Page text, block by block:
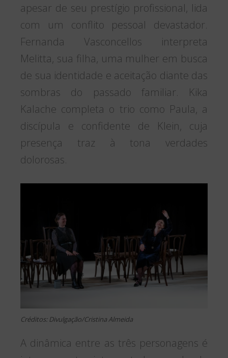
apesar de seu prestígio profissional, lida
com um conflito pessoal devastador.
Fernanda Vasconcellos interpreta
Melitta, sua filha, uma mulher em busca
de sua identidade e aceitação diante das
sombras do passado familiar. Kika
Kalache completa o trio como Paula, a
discípula e confidente de Klein, cuja
presença traz à tona verdades
dolorosas.
Créditos: Divulgação/Cristina Almeida
A dinâmica entre as três personagens é